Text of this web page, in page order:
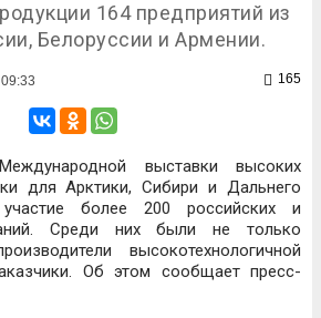
164 предприятий из
Белоруссии и Армении.
165
выставки высоких
для Арктики, Сибири и Дальнего
более 200 российских и
Среди них были не только
высокотехнологичной
Об этом сообщает пресс-